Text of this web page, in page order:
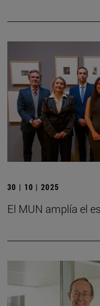
30 | 10 | 2025
El MUN amplía el